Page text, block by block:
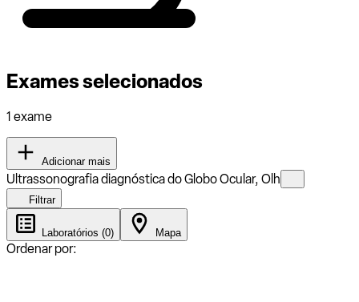
Exames selecionados
1 exame
Adicionar mais
Ultrassonografia diagnóstica do Globo Ocular, Olh
Filtrar
Laboratórios (0) Mapa
Ordenar por: